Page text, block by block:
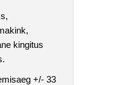
kingitus
+/- 33